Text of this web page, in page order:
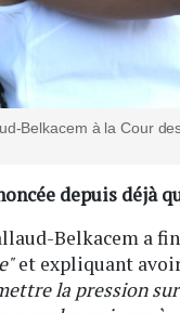
Belkacem à la Cour
depuis déjà
Belkacem a
et expliquant
la pression